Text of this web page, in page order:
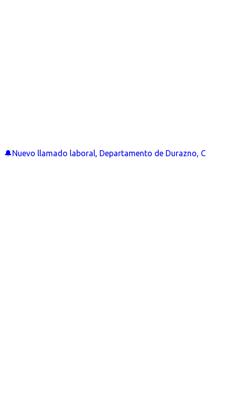
🔔Nuevo llamado laboral, Departamento de Durazno, C